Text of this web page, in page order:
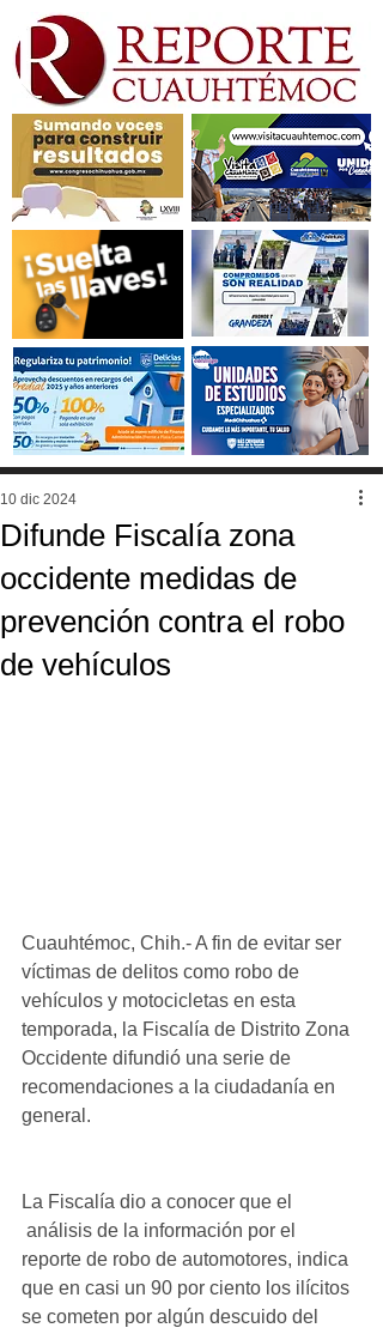
Difunde Fiscalía zona
occidente medidas de
prevención contra el robo
de vehículos
10 dic 2024
Cuauhtémoc, Chih.- A fin de evitar ser
víctimas de delitos como robo de
vehículos y motocicletas en esta
temporada, la Fiscalía de Distrito Zona
Occidente difundió una serie de
recomendaciones a la ciudadanía en
general.
La Fiscalía dio a conocer que el
análisis de la información por el
reporte de robo de automotores, indica
que en casi un 90 por ciento los ilícitos
se cometen por algún descuido del